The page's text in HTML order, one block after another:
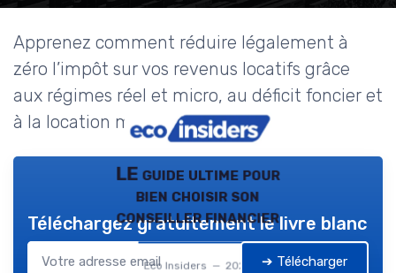
Apprenez comment réduire légalement à
zéro l’impôt sur vos revenus locatifs grâce
aux régimes réel et micro, au déficit foncier et
à la location meublée.
LE guide ultime pour
bien choisir son
conseiller financier
Eco Insiders — 2026
Téléchargez gratuitement le livre blanc
➔ Télécharger